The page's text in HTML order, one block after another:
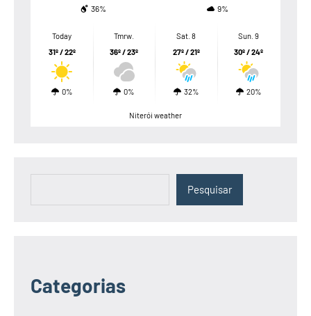
36% 9%
Today
31º / 22º
0%
Tmrw.
36º / 23º
0%
Sat. 8
27º / 21º
32%
Sun. 9
30º / 24º
20%
Niterói weather
Pesquisar
Categorias